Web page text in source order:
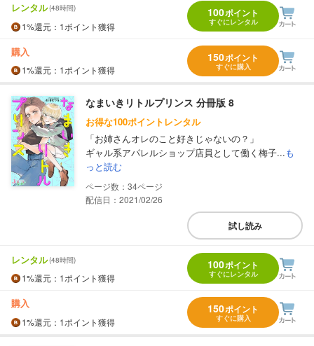
レンタル(48時間)
1%還元 ：1ポイント獲得
100ポイント
すぐにレンタル
購入
1%還元 ：1ポイント獲得
150ポイント
すぐに購入
なまいきリトルプリンス 分冊版 8
お得な100ポイントレンタル
「お姉さんオレのこと好きじゃないの？」
ギャル系アパレルショップ店員として働く梅子...も
っと読む
34
配信日：2021/02/26
試し読み
レンタル(48時間)
1%還元 ：1ポイント獲得
100ポイント
すぐにレンタル
購入
1%還元 ：1ポイント獲得
150ポイント
すぐに購入